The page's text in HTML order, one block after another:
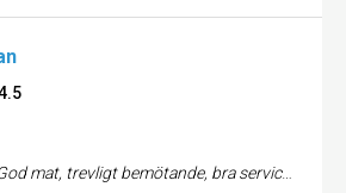
mat, trevligt bemötande, bra service, extrapoäng för att min hund är välkommen! Min absoluta favoritrestaurang!